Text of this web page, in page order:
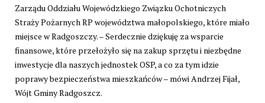
Zarządu Oddziału Wojewódzkiego Związku Ochotniczych
Straży Pożarnych RP województwa małopolskiego, które miało
miejsce w Radgoszczy. – Serdecznie dziękuję za wsparcie
finansowe, które przełożyło się na zakup sprzętu i niezbędne
inwestycje dla naszych jednostek OSP, a co za tym idzie
poprawy bezpieczeństwa mieszkańców – mówi Andrzej Fijał,
Wójt Gminy Radgoszcz.